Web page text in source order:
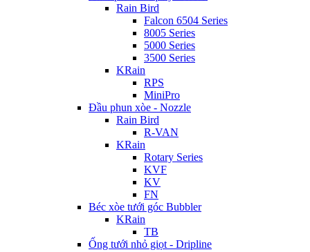
Rain Bird
Falcon 6504 Series
8005 Series
5000 Series
3500 Series
KRain
RPS
MiniPro
Đầu phun xòe - Nozzle
Rain Bird
R-VAN
KRain
Rotary Series
KVF
KV
FN
Béc xòe tưới góc Bubbler
KRain
TB
Ống tưới nhỏ giọt - Dripline